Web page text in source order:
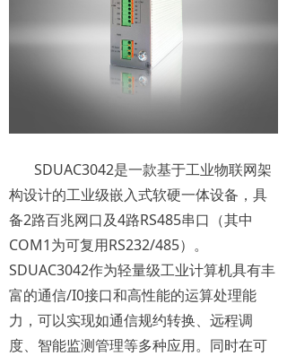
SDUAC3042是一款基于工业物联网架
构设计的工业级嵌入式软硬一体设备，具
备2路百兆网口及4路RS485串口（其中
COM1为可复用RS232/485）。
SDUAC3042作为轻量级工业计算机具有丰
富的通信/I0接口和高性能的运算处理能
力，可以实现如通信规约转换、远程调
度、智能监测管理等多种应用。同时在可